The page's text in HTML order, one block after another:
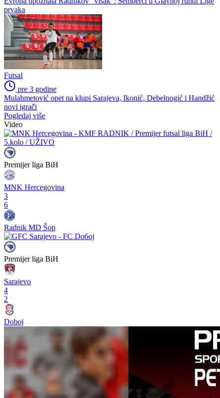
prvaka
Futsal
pre 3 godine
Mulahmetović opet na klupi Sarajeva, Ikonić, Debelnogić i Handžić
novi igrači
Pogledaj više
Video
Premijer liga BiH
MNK Hercegovina
3
6
Radnik MD Šop
Premijer liga BiH
Sarajevo
4
2
Doboj